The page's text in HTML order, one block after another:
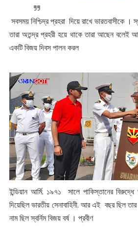
সবসময় নিশ্চিদ্র প্রহরা দিয়ে রাখে ভারতবাসীকে
তারা অতন্দ্র প্রহরী হয়ে থাকে তারা আছেন
একটি বিজয় দিবস পালন করল
ইন্ডিয়ান আর্মি. ১৯৭১ সালে পাকিস্তানের
দিয়েছিল ভারতীয় সেনাবাহিনী. আর এই বছর ছিল
নাম ছিল স্বর্নিম বিজয় বর্ষ । প্রবীণ